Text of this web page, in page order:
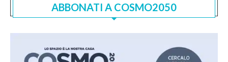
ABBONATI A COSMO2050